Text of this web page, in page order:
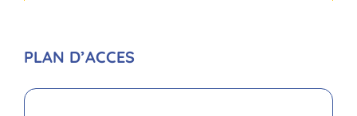
PLAN D’ACCES